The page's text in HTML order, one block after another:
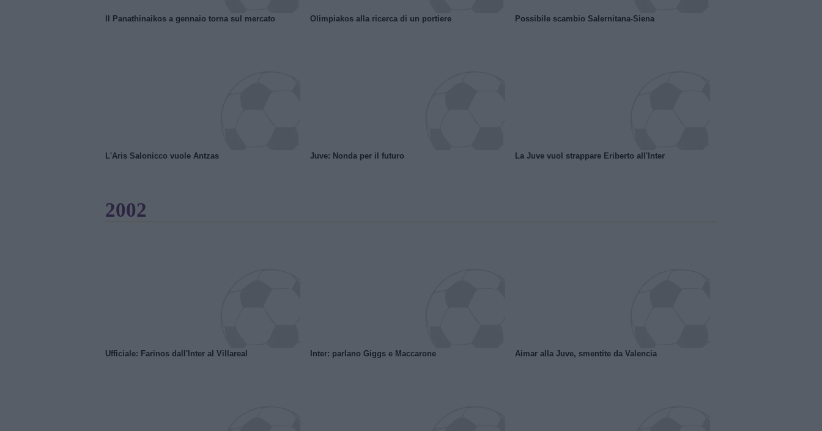
Il Panathinaikos a gennaio torna sul mercato Olimpiakos alla ricerca di un portiere Possibile scambio Salernitana-Siena
L'Aris Salonicco vuole Antzas Juve: Nonda per il futuro La Juve vuol strappare Eriberto all'Inter
2002
Ufficiale: Farinos dall'Inter al Villareal Inter: parlano Giggs e Maccarone Aimar alla Juve, smentite da Valencia